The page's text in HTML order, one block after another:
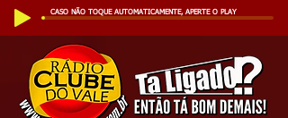
CASO NÃO TOQUE AUTOMATICAMENTE, APERTE O PLAY